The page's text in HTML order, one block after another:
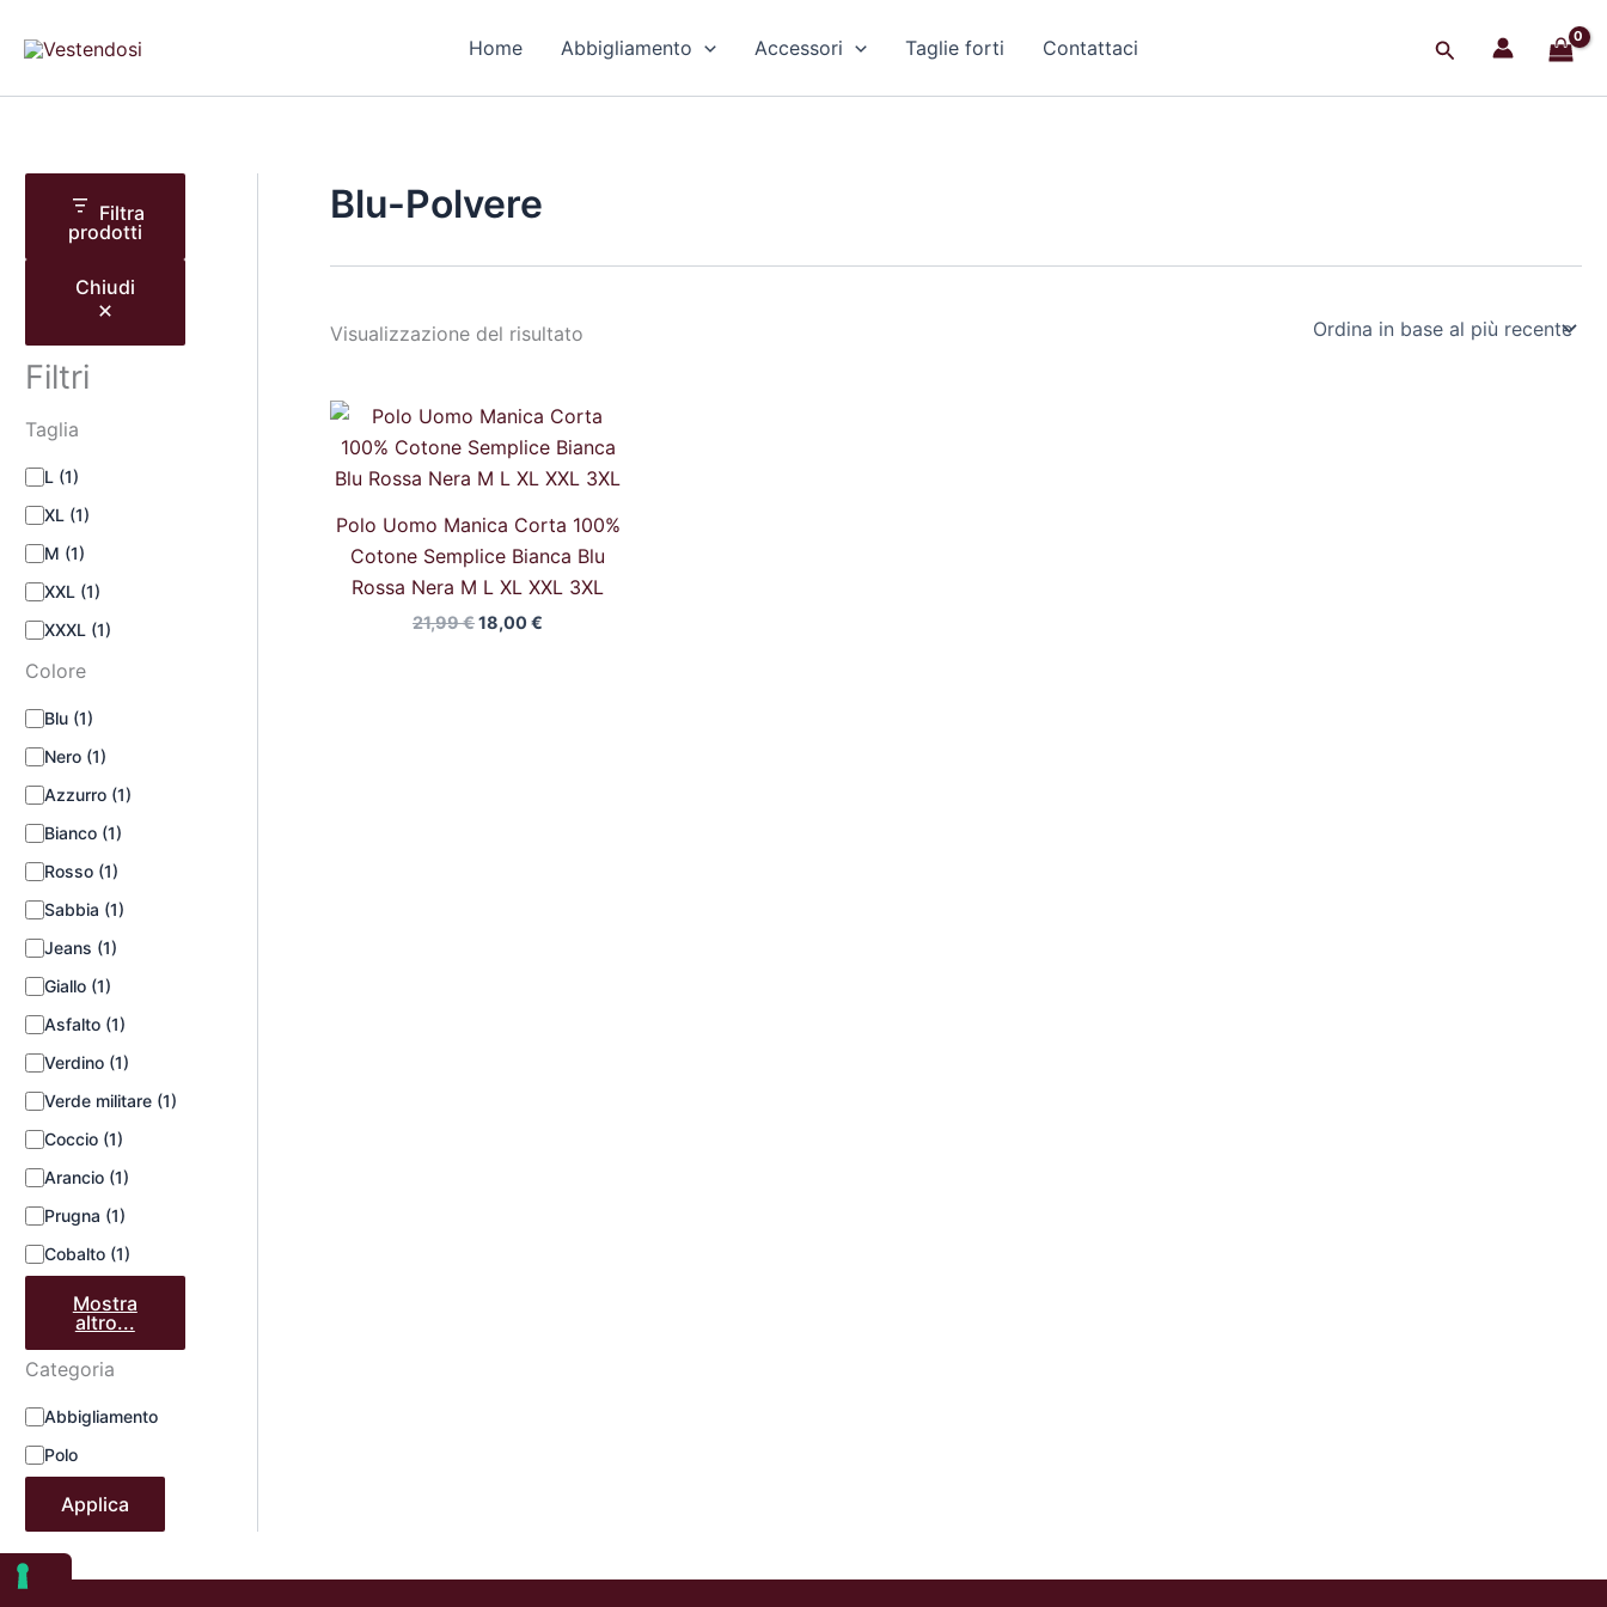
Home Abbigliamento Accessori Taglie forti Contattaci Cerca
Filtra
prodotti
Chiudi
Filtri
Taglia
g
L (1)
XL (1)
M (1)
XXL (1)
XXXL (1)
Colore
l
Blu (1)
Nero (1)
Azzurro (1)
Bianco (1)
Rosso (1)
Sabbia (1)
Jeans (1)
Giallo (1)
Asfalto (1)
Verdino (1)
Verde militare (1)
Coccio (1)
Arancio (1)
Prugna (1)
Cobalto (1)
Mostra
altro...
Categoria
t
i
Abbigliamento
Polo
Applica
Blu-Polvere
Visualizzazione del risultato
Polo Uomo Manica Corta 100%
Cotone Semplice Bianca Blu
Rossa Nera M L XL XXL 3XL
21,99€
Il
prezzo
originale
era:
18,00€
Il
prezzo
attuale
è: